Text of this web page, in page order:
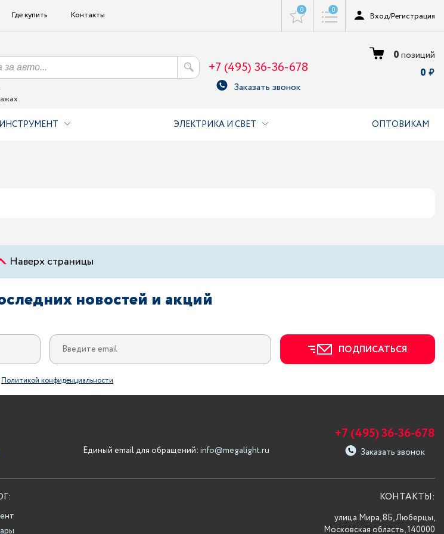
Где купить Контакты 0 0
Вход/Регистрация
+7 (495) 36-36-678
Заказать звонок
0позиций
0
ИНСТРУМЕНТ ЭЛЕКТРИКА И СВЕТ ОПТОВИКАМ
Наверх страницы
новостей и акций
ПОДПИСАТЬСЯ
Политикой конфиденциальности
Единый email для обращений: info@megalight.ru
+7 (495) 36-36-678
Заказать звонок
КОНТАКТЫ:
улица Мира, 8Б, Люберцы,
Московская область, 140000